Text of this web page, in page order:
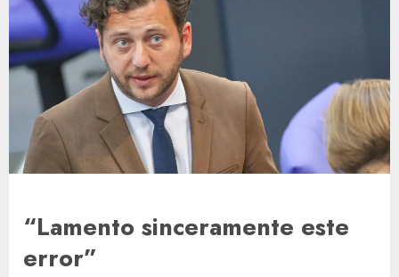
“Lamento sinceramente este
error”